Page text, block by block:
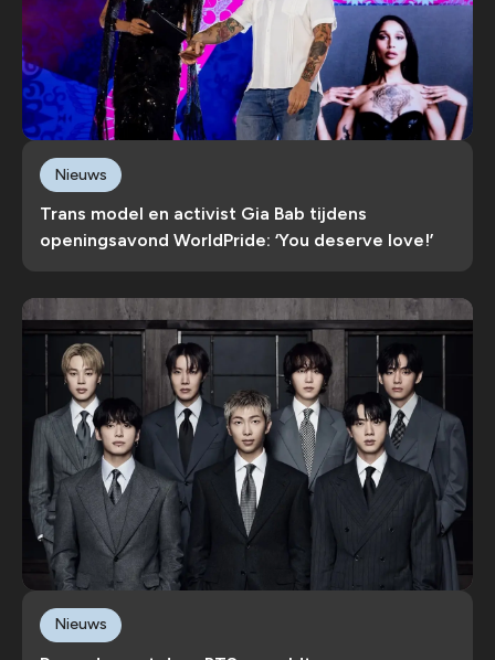
Trans model en activist Gia Bab tijdens
openingsavond WorldPride: ‘You deserve love!’
Nieuws
Nieuws